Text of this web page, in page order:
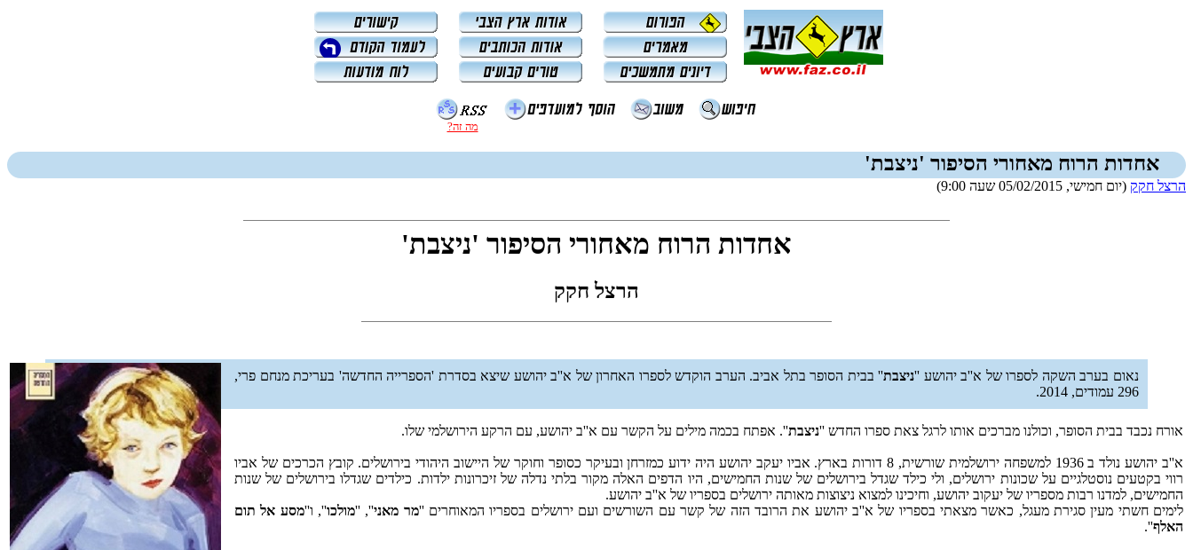
מה זה?
אחדות הרוח מאחורי הסיפור 'ניצבת'
הרצל חקק (יום חמישי, 05/02/2015 שעה 9:00)
אחדות הרוח מאחורי הסיפור 'ניצבת'
הרצל חקק
נאום בערב השקה לספרו של א''ב יהושע ''ניצבת'' בבית הסופר בתל אביב. הערב הוקדש לספרו האחרון של א''ב יהושע שיצא בסדרת 'הספרייה החדשה' בעריכת מנחם פרי,
296 עמודים, 2014.
אורח נכבד בבית הסופר, וכולנו מברכים אותו לרגל צאת ספרו החדש ''ניצבת''. אפתח בכמה מילים על הקשר עם א''ב יהושע, עם הרקע הירושלמי שלו.
א''ב יהושע נולד ב 1936 למשפחה ירושלמית שורשית, 8 דורות בארץ. אביו יעקב יהושע היה ידוע כמזרחן ובעיקר כסופר וחוקר של היישוב היהודי בירושלים. קובץ הכרכים של אביו
רווי בקטעים נוסטלגיים על שכונות ירושלים, ולי כילד שגדל בירושלים של שנות החמישים, היו הדפים האלה מקור בלתי נדלה של זיכרונות ילדות. כילדים שגדלו בירושלים של שנות
החמישים, למדנו רבות מספריו של יעקוב יהושע, וחיכינו למצוא ניצוצות מאותה ירושלים בספריו של א''ב יהושע.
לימים חשתי מעין סגירת מעגל, כאשר מצאתי בספריו של א''ב יהושע את הרובד הזה של קשר עם השורשים ועם ירושלים בספריו המאוחרים ''מר מאני'', ''מולכו'', ו''מסע אל תום
האלף''.